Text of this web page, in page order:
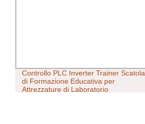
Controllo PLC Inverter Trainer Scatola
di Formazione Educativa per
Attrezzature di Laboratorio